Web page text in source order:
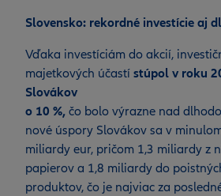
Slovensko: rekordné investície aj
Vďaka investíciám do akcií,
majetkových účastí stúpol v roku
Slovákov
o 10 %, čo bolo výrazne nad
nové úspory Slovákov sa v
miliardy eur, pričom 1,3 miliardy z
papierov a 1,8 miliardy do
produktov, čo je najviac za